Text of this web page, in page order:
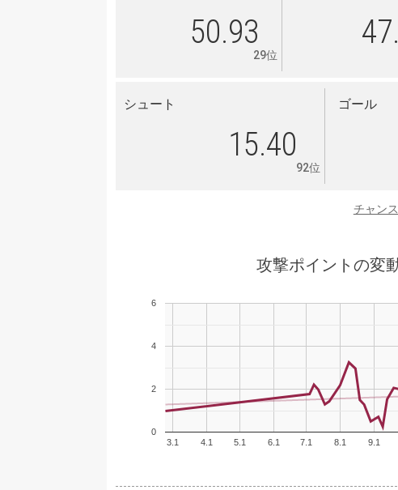
50.93
29位
シュート
15.40
92位
ゴール
チャン
攻撃ポイントの変
3.1 4.1 5.1 6.1 7.1 8.1 9.1
0
2
4
6